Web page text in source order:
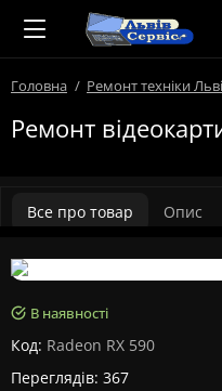
Головна Ремонт техніки
Ремонт
Все про товар Опис
В наявності
Код: Radeon RX 590
Переглядів: 367